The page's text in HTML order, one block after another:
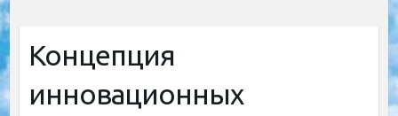
Концепция
инновационных